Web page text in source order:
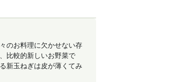
のお料理に欠かせない存
比較的新しいお野菜で
新玉ねぎは皮が薄くてみ